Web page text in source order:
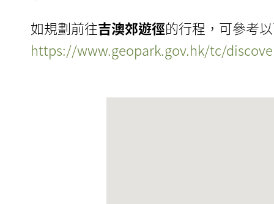
如規劃前往吉澳郊遊徑的行程，可參考
https://www.geopark.gov.hk/tc/